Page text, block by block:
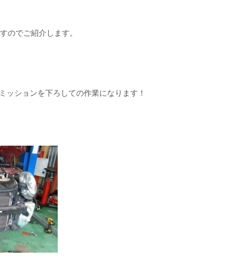
のでご紹介します。
ッションを下ろしての作業になります！